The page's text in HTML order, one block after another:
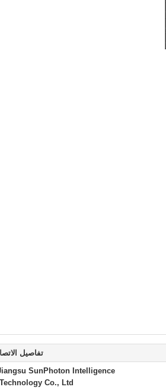
تفاصيل
SunPhoton Intelligence
Technology Co., Ltd.